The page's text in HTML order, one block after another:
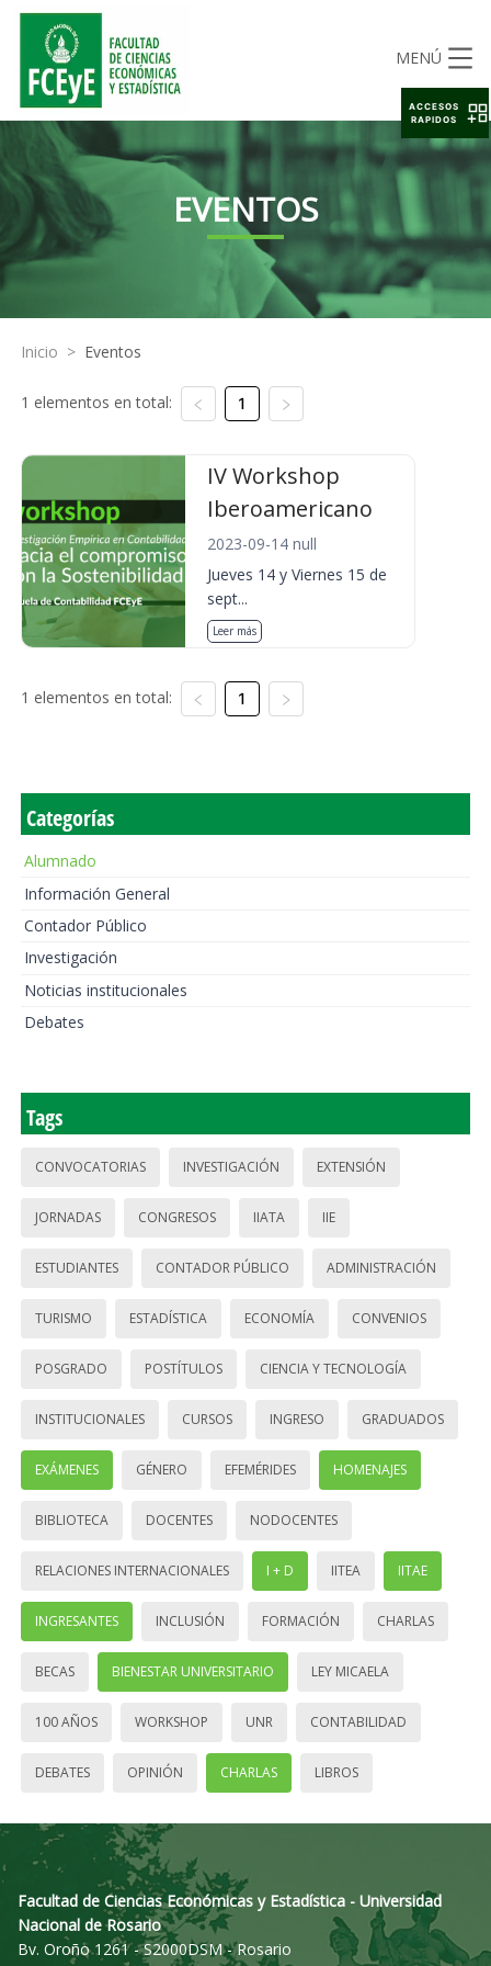
MENÚ
EVENTOS
Inicio > Eventos
1 elementos en total: 1
IV Workshop
Iberoamericano
2023-09-14 null
Jueves 14 y Viernes 15 de
sept...
Leer más
1 elementos en total: 1
Categorías
Alumnado
Información General
Contador Público
Investigación
Noticias institucionales
Debates
Tags
CONVOCATORIAS INVESTIGACIÓN EXTENSIÓN
JORNADAS CONGRESOS IIATA IIE
ESTUDIANTES CONTADOR PÚBLICO ADMINISTRACIÓN
TURISMO ESTADÍSTICA ECONOMÍA CONVENIOS
POSGRADO POSTÍTULOS CIENCIA Y TECNOLOGÍA
INSTITUCIONALES CURSOS INGRESO GRADUADOS
EXÁMENES GÉNERO EFEMÉRIDES HOMENAJES
BIBLIOTECA DOCENTES NODOCENTES
RELACIONES INTERNACIONALES I + D IITEA IITAE
INGRESANTES INCLUSIÓN FORMACIÓN CHARLAS
BECAS BIENESTAR UNIVERSITARIO LEY MICAELA
100 AÑOS WORKSHOP UNR CONTABILIDAD
DEBATES OPINIÓN CHARLAS LIBROS
Facultad de Ciencias Económicas y Estadística - Universidad
Nacional de Rosario
Bv. Oroño 1261 - S2000DSM - Rosario
ACCESOS
RAPIDOS